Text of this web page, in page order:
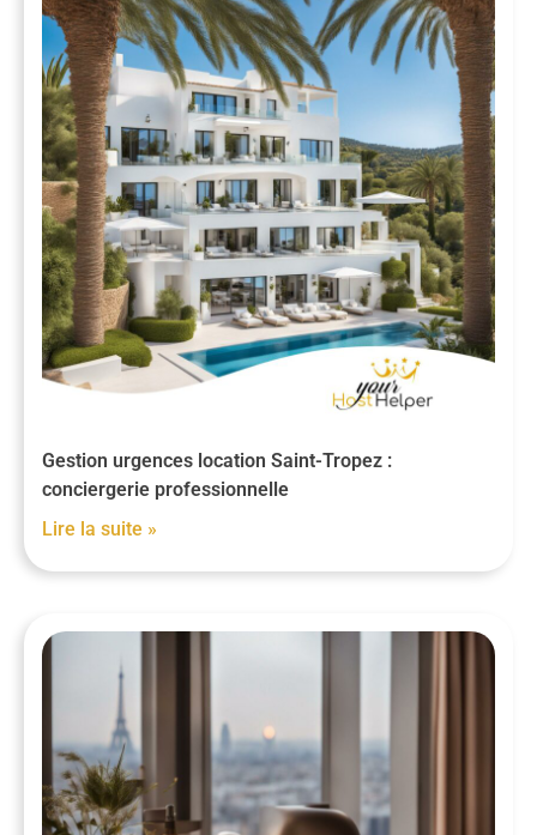
Gestion urgences location Saint-Tropez :
conciergerie professionnelle
Lire la suite »